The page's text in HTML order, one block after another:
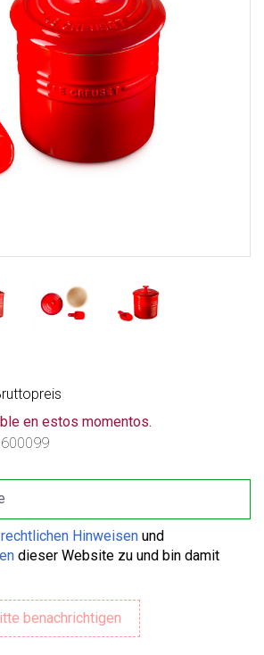
en estos momentos.
Hinweisen und
dieser Website zu und bin damit